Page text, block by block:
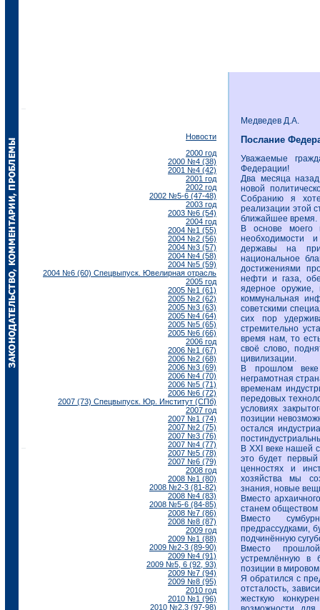
Новости
2000 год
2000 №4 (38)
2001 №4 (42)
2001 год
2002 год
2002 №5-6 (47-48)
2003 год
2003 №6 (54)
2004 год
2004 №1 (55)
2004 №2 (56)
2004 №3 (57)
2004 №4 (58)
2004 №5 (59)
2004 №6 (60) Спецвыпуск. Ювелирная отрасль
2005 год
2005 №1 (61)
2005 №2 (62)
2005 №3 (63)
2005 №4 (64)
2005 №5 (65)
2005 №6 (66)
2006 год
2006 №1 (67)
2006 №2 (68)
2006 №3 (69)
2006 №4 (70)
2006 №5 (71)
2006 №6 (72)
2007 (73) Спецвыпуск. Юр. Институт (СПб)
2007 год
2007 №1 (74)
2007 №2 (75)
2007 №3 (76)
2007 №4 (77)
2007 №5 (78)
2007 №6 (79)
2008 год
2008 №1 (80)
2008 №2-3 (81-82)
2008 №4 (83)
2008 №5-6 (84-85)
2008 №7 (86)
2008 №8 (87)
2009 год
2009 №1 (88)
2009 №2-3 (89-90)
2009 №4 (91)
2009 №5, 6 (92, 93)
2009 №7 (94)
2009 №8 (95)
2010 год
2010 №1 (96)
2010 №2,3 (97-98)
Медведев Д.А.
Послание
Уважаемые
Федерации!
Два месяца
новой
Собранию я
реализации этой
ближайшее время.
В основе моего
необходимости
державы на
национальное
достижениями
нефти и газа,
ядерное оружие,
коммунальная
советскими
сих пор
стремительно
время нам, то
своё слово,
цивилизации.
В прошлом веке
неграмотная
временам
передовых
условиях
позиции
остался
В ХХI веке нашей
это будет
ценностях и
хозяйства мы
знания, новые
Вместо
станем обществом
Вместо
предрассудками,
подчинённую
Вместо
устремлённую в
позиции в
Я обратился с
отсталость,
жесткую